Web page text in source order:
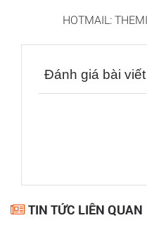
HOTMAIL:
Đánh giá bài viết
TIN TỨC LIÊN QUAN